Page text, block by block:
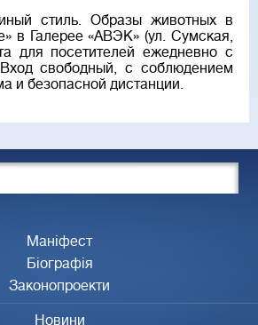
стиль. Образы животных в
в Галерее «АВЭК» (ул. Сумская,
для посетителей ежедневно с
свободный, с соблюдением
и безопасной дистанции.
Маніфест
Біографія
Законопроекти
Новини